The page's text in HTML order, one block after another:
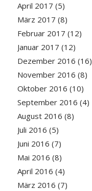
April 2017 (5)
März 2017 (8)
Februar 2017 (12)
Januar 2017 (12)
Dezember 2016 (16)
November 2016 (8)
Oktober 2016 (10)
September 2016 (4)
August 2016 (8)
Juli 2016 (5)
Juni 2016 (7)
Mai 2016 (8)
April 2016 (4)
März 2016 (7)